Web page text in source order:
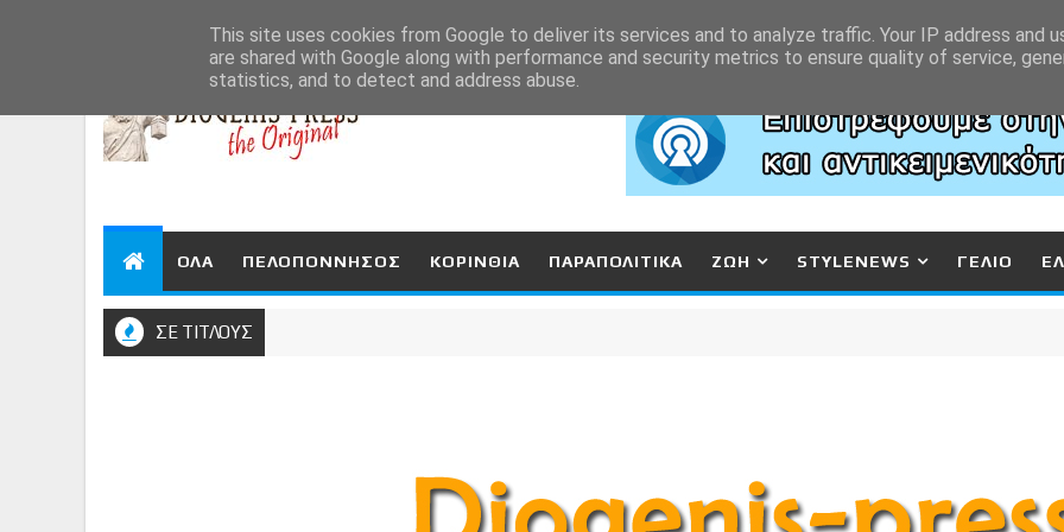
ΟΛΑ ΠΕΛΟΠΟΝΝΗΣΟΣ ΚΟΡΙΝΘΙΑ ΠΑΡΑΠΟΛΙΤΙΚΑ ΖΩΗ STYLENEWS ΓΕΛΙΟ
ΣΕ ΤΙΤΛΟΥΣ
This site uses cookies from Google to deliver its services and to analyze traffic. Your IP address and
are shared with Google along with performance and security metrics to ensure quality of service,
statistics, and to detect and address abuse.